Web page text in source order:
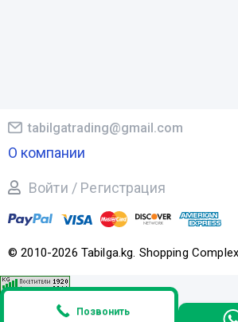
© 2010-2026 Tabilga.kg. Shopping
tabilgatrading@gmail.com
О компании
Войти / Регистрация
Позвонить